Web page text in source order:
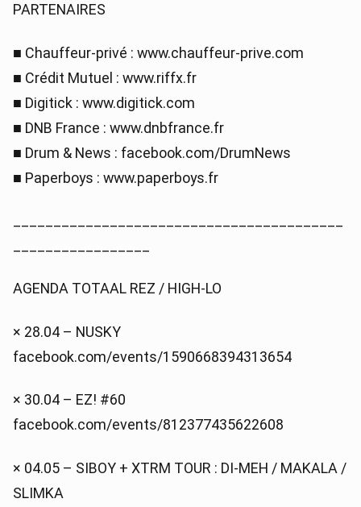
PARTENAIRES
■ Chauffeur-privé : www.chauffeur-prive.com
■ Crédit Mutuel : www.riffx.fr
■ Digitick : www.digitick.com
■ DNB France : www.dnbfrance.fr
■ Drum & News : facebook.com/DrumNews
■ Paperboys : www.paperboys.fr
AGENDA TOTAAL REZ / HIGH-LO
× 28.04 – NUSKY
facebook.com/events/1590668394313654
× 30.04 – EZ! #60
facebook.com/events/812377435622608
× 04.05 – SIBOY + XTRM TOUR : DI-MEH / MAKALA /
SLIMKA